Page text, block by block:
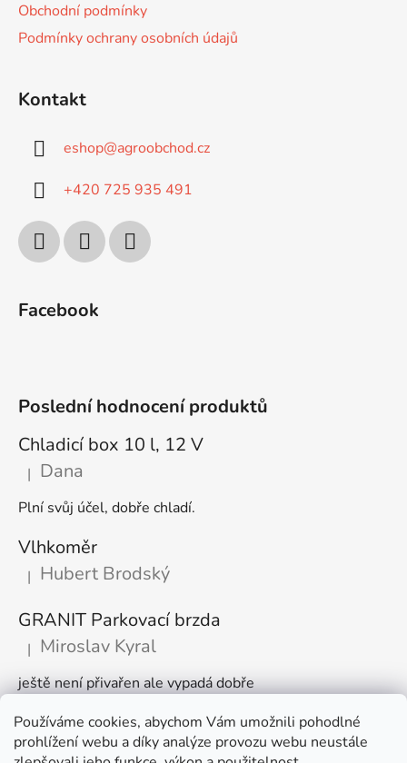
Používáme cookies, abychom Vám umožnili pohodlné
prohlížení webu a díky analýze provozu webu neustále
Obchodní podmínky
Podmínky ochrany osobních údajů
Kontakt
eshop@agroobchod.cz
+420 725 935 491
Facebook
Poslední hodnocení produktů
Chladicí box 10 l, 12 V
Hodnocení produktu je 5 z 5 hvězdiček.
| Dana
Plní svůj účel, dobře chladí.
Vlhkoměr
Hodnocení produktu je 5 z 5 hvězdiček.
| Hubert Brodský
GRANIT Parkovací brzda
Hodnocení produktu je 5 z 5 hvězdiček.
| Miroslav Kyral
ještě není přivařen ale vypadá dobře
Články